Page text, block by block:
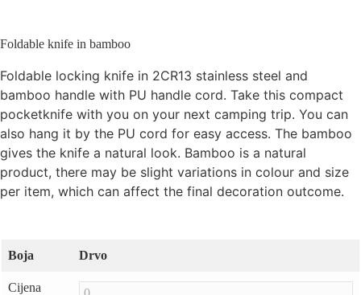
Foldable knife in bamboo
Foldable locking knife in 2CR13 stainless steel and
bamboo handle with PU handle cord. Take this compact
pocketknife with you on your next camping trip. You can
also hang it by the PU cord for easy access. The bamboo
gives the knife a natural look. Bamboo is a natural
product, there may be slight variations in colour and size
per item, which can affect the final decoration outcome.
Boja Drvo
Cijena